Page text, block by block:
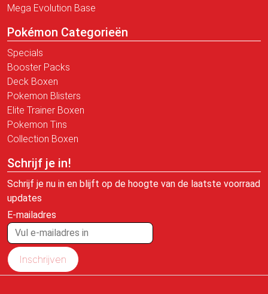
Mega Evolution Base
Pokémon Categorieën
Specials
Booster Packs
Deck Boxen
Pokemon Blisters
Elite Trainer Boxen
Pokemon Tins
Collection Boxen
Schrijf je in!
Schrijf je nu in en blijft op de hoogte van de laatste voorraad
updates
E-mailadres
Inschrijven